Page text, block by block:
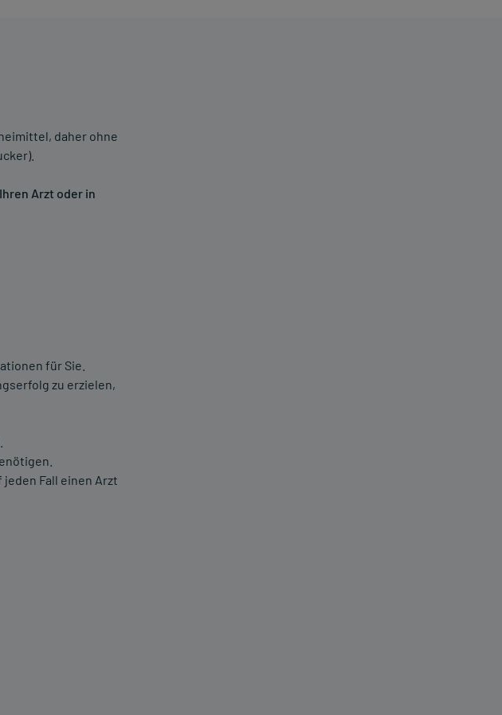
daher ohne
Arzt oder in
für Sie.
zu erzielen,
Fall einen Arzt